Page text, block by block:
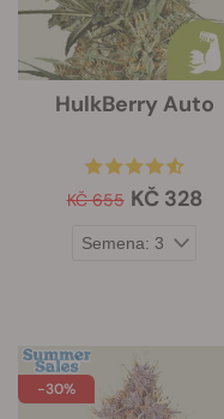
HulkBerry Auto
KČ 655 KČ 328
-30%